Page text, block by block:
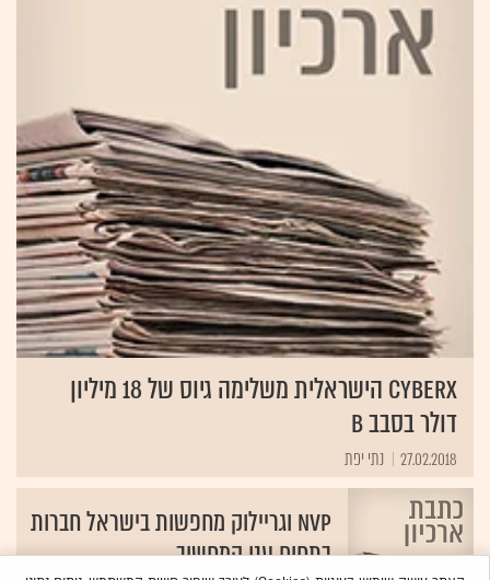
CyberX הישראלית משלימה גיוס של 18 מיליון
דולר בסבב B
27.02.2018 נתי יפת
NVP וגריילוק מחפשות בישראל חברות
בתחום ענן המחשוב